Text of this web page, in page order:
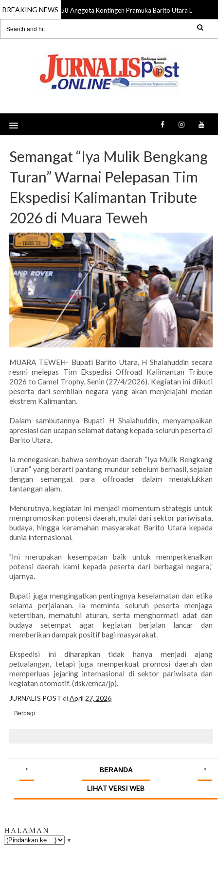
BREAKING NEWS
09 Aug 2026 58 Anggota Kontingen Pramuka Barito Utara
Semangat “Iya Mulik Bengkang
Turan” Warnai Pelepasan Tim
Ekspedisi Kalimantan Tribute
2026 di Muara Teweh
MUARA TEWEH- Bupati Barito Utara, H Shalahuddin secara
resmi melepas Tim Ekspedisi Offroad Kalimantan Tribute
2026 to Camel Trophy, Senin (27/4/2026). Kegiatan ini diikuti
peserta dari sembilan negara yang akan menjelajahi medan
ekstrem Kalimantan.
Dalam sambutannya Bupati H Shalahuddin, menyampaikan
apresiasi dan ucapan selamat datang kepada seluruh peserta di
Barito Utara.
Ia menegaskan, bahwa semboyan daerah “Iya Mulik Bengkang
Turan” yang berarti pantang mundur sebelum berhasil, sejalan
dengan semangat para offroader dalam menaklukkan
tantangan alam.
Menurutnya, kegiatan ini menjadi momentum strategis untuk
mempromosikan potensi daerah, mulai dari sektor pariwisata,
budaya, hingga keramahan masyarakat Barito Utara kepada
dunia internasional.
"Ini merupakan kesempatan baik untuk memperkenalkan
potensi daerah kami kepada peserta dari berbagai negara,”
ujarnya.
Bupati juga mengingatkan pentingnya keselamatan dan etika
selama perjalanan. Ia meminta seluruh peserta menjaga
ketertiban, mematuhi aturan, serta menghormati adat dan
budaya setempat agar kegiatan berjalan lancar dan
memberikan dampak positif bagi masyarakat.
Ekspedisi ini diharapkan tidak hanya menjadi ajang
petualangan, tetapi juga memperkuat promosi daerah dan
memperluas jejaring internasional di sektor pariwisata dan
kegiatan otomotif. (dsk/emca/jp).
JURNALIS POST diApril 27, 2026
Berbagi
‹ ›
BERANDA
LIHAT VERSI WEB
HALAMAN
▼